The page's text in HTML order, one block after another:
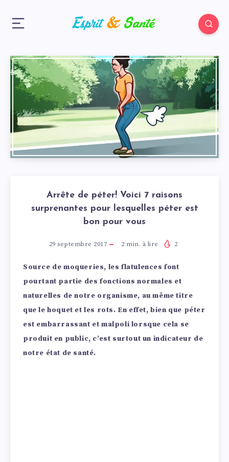
Arrête de péter! Voici 7 raisons
surprenantes pour lesquelles péter est
bon pour vous
29 septembre 2017 2 min. à lire 2
Source de moqueries, les flatulences font
pourtant partie des fonctions normales et
naturelles de notre organisme, au même titre
que le hoquet et les rots. En effet, bien que péter
est embarrassant et malpoli lorsque cela se
produit en public, c’est surtout un indicateur de
notre état de santé.